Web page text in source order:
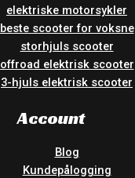
elektriske motorsykler
beste scooter for voksne
storhjuls scooter
offroad elektrisk scooter
3-hjuls elektrisk scooter
Account
Blog
Kundepålogging